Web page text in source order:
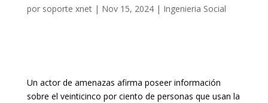
por soporte xnet| Nov 15, 2024| Ingenieria Social
Un actor de amenazas afirma poseer información
sobre el veinticinco por ciento de personas que usan la